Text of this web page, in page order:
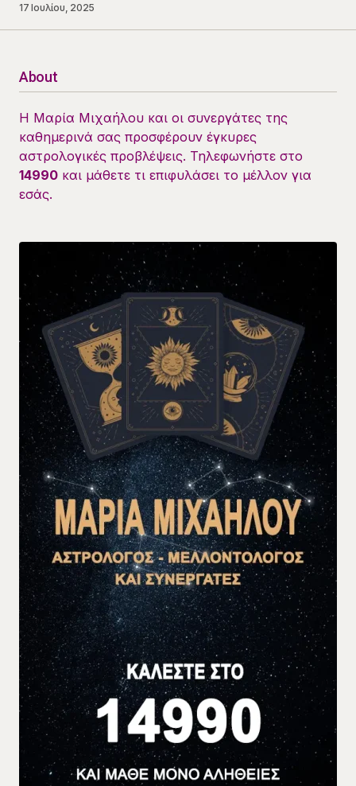
17 Ιουλίου, 2025
About
Η Μαρία Μιχαήλου και οι συνεργάτες της
καθημερινά σας προσφέρουν έγκυρες
αστρολογικές προβλέψεις. Τηλεφωνήστε στο
14990 και μάθετε τι επιφυλάσει το μέλλον για
εσάς.